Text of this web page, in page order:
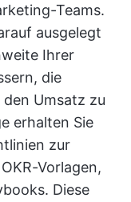
Teams.
ausgelegt
Ihrer
die
Umsatz zu
erhalten Sie
zur
Vorlagen,
Diese